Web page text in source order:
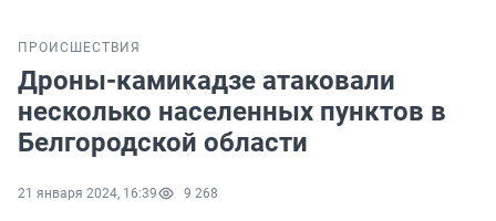
ПРОИСШЕСТВИЯ
Дроны-камикадзе атаковали
несколько населенных пунктов в
Белгородской области
21 января 2024, 16:39 9 268